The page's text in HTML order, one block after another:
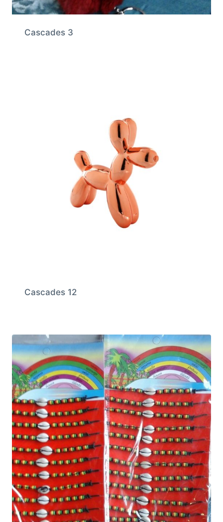
Cascades 3
Cascades 12